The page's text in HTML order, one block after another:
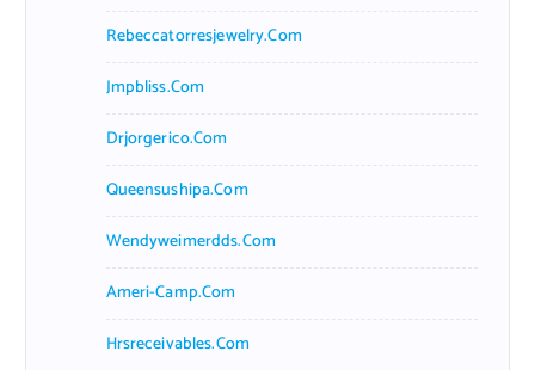
Rebeccatorresjewelry.com
Jmpbliss.com
Drjorgerico.com
Queensushipa.com
Wendyweimerdds.com
Ameri-Camp.com
Hrsreceivables.com